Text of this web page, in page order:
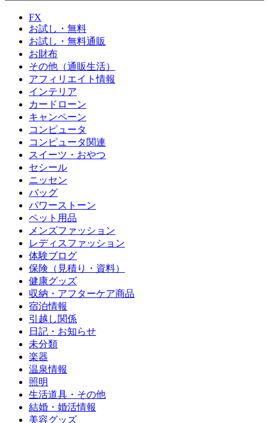
FX
お試し・無料
お試し・無料通販
お財布
その他（通販生活）
アフィリエイト情報
インテリア
カードローン
キャンペーン
コンピュータ
コンピュータ関連
スイーツ・おやつ
セシール
ニッセン
バッグ
パワーストーン
ペット用品
メンズファッション
レディスファッション
体験ブログ
保険（見積り・資料）
健康グッズ
収納・アフターケア商品
宿泊情報
引越し関係
日記・お知らせ
未分類
楽器
温泉情報
照明
生活道具・その他
結婚・婚活情報
美容グッズ